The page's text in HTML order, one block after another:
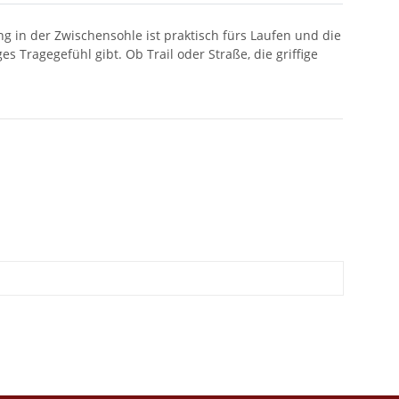
in der Zwischensohle ist praktisch fürs Laufen und die
Tragegefühl gibt. Ob Trail oder Straße, die griffige